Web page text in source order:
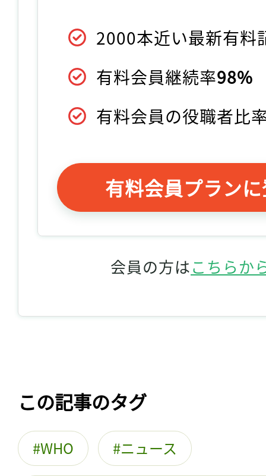
2000本近い最新有料
有料会員継続率98%
有料会員の役職者比
有料会員プラン
会員の方はこちらか
この記事のタグ
WHO ニュース